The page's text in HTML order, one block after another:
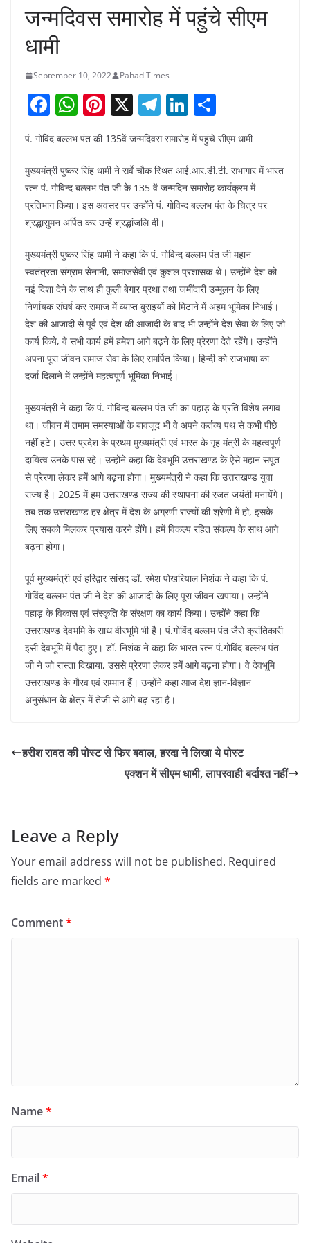
जन्मदिवस समारोह में पहुंचे सीएम
धामी
September 10, 2022 Pahad Times
F
c
e
b
o
o
k
W
h
at
s
A
p
Pi
nt
er
e
st
X T
e
gr
a
m
Li
n
k
e
dI
n
h
ar
e
पं. गोविंद बल्लभ पंत की 135वें जन्मदिवस समारोह में पहुंचे सीएम धामी
मुख्यमंत्री पुष्कर सिंह धामी ने सर्वे चौक स्थित आई.आर.डी.टी. सभागार में भारत
रत्न पं. गोविन्द बल्लभ पंत जी के 135 वें जन्मदिन समारोह कार्यक्रम में
प्रतिभाग किया। इस अवसर पर उन्होंने पं. गोविन्द बल्लभ पंत के चित्र पर
श्रद्धासुमन अर्पित कर उन्हें श्रद्धांजलि दी।
मुख्यमंत्री पुष्कर सिंह धामी ने कहा कि पं. गोविन्द बल्लभ पंत जी महान
स्वतंत्रता संग्राम सेनानी, समाजसेवी एवं कुशल प्रशासक थे। उन्होंने देश को
नई दिशा देने के साथ ही कुली बेगार प्रथा तथा जमींदारी उन्मूलन के लिए
निर्णायक संघर्ष कर समाज में व्याप्त बुराइयों को मिटाने में अहम भूमिका निभाई।
देश की आजादी से पूर्व एवं देश की आजादी के बाद भी उन्होंने देश सेवा के लिए जो
कार्य किये, वे सभी कार्य हमें हमेशा आगे बढ़ने के लिए प्रेरणा देते रहेंगे। उन्होंने
अपना पूरा जीवन समाज सेवा के लिए समर्पित किया। हिन्दी को राजभाषा का
दर्जा दिलाने में उन्होंने महत्वपूर्ण भूमिका निभाई।
मुख्यमंत्री ने कहा कि पं. गोविन्द बल्लभ पंत जी का पहाड़ के प्रति विशेष लगाव
था। जीवन में तमाम समस्याओं के बावजूद भी वे अपने कर्तव्य पथ से कभी पीछे
नहीं हटे। उत्तर प्रदेश के प्रथम मुख्यमंत्री एवं भारत के गृह मंत्री के महत्वपूर्ण
दायित्व उनके पास रहे। उन्होंने कहा कि देवभूमि उत्तराखण्ड के ऐसे महान सपूत
से प्रेरणा लेकर हमें आगे बढ़ना होगा। मुख्यमंत्री ने कहा कि उत्तराखण्ड युवा
राज्य है। 2025 में हम उत्तराखण्ड राज्य की स्थापना की रजत जयंती मनायेंगे।
तब तक उत्तराखण्ड हर क्षेत्र में देश के अग्रणी राज्यों की श्रेणी में हो, इसके
लिए सबको मिलकर प्रयास करने होंगे। हमें विकल्प रहित संकल्प के साथ आगे
बढ़ना होगा।
पूर्व मुख्यमंत्री एवं हरिद्वार सांसद डॉ. रमेश पोखरियाल निशंक ने कहा कि पं.
गोविंद बल्लभ पंत जी ने देश की आजादी के लिए पूरा जीवन खपाया। उन्होंने
पहाड़ के विकास एवं संस्कृति के संरक्षण का कार्य किया। उन्होंने कहा कि
उत्तराखण्ड देवभमि के साथ वीरभूमि भी है। पं.गोविंद बल्लभ पंत जैसे क्रांतिकारी
इसी देवभूमि में पैदा हुए। डॉ. निशंक ने कहा कि भारत रत्न पं.गोविंद बल्लभ पंत
जी ने जो रास्ता दिखाया, उससे प्रेरणा लेकर हमें आगे बढ़ना होगा। वे देवभूमि
उत्तराखण्ड के गौरव एवं सम्मान हैं। उन्होंने कहा आज देश ज्ञान-विज्ञान
अनुसंधान के क्षेत्र में तेजी से आगे बढ़ रहा है।
हरीश रावत की पोस्ट से फिर बवाल, हरदा ने लिखा ये पोस्ट
एक्शन में सीएम धामी, लापरवाही बर्दाश्त नहीं
Leave a Reply
Your email address will not be published. Required
fields are marked *
Comment*
Name*
Email*